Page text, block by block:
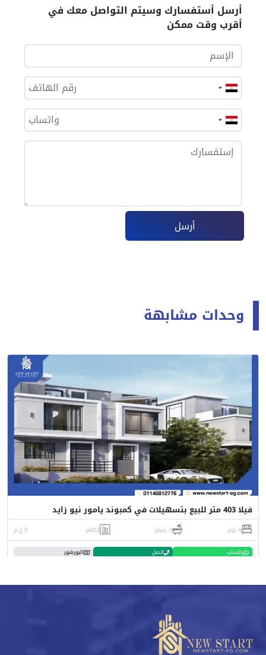
أرسل أستفسارك وسيتم التواصل معك في
أقرب وقت ممكن
أرسل
وحدات مشابهة
فيلا 403 متر للبيع بتسهيلات في كمبوند يامور نيو زايد
4 نوم 3 حمام 403م 0 ج.م
واتساب اتصل البورشور